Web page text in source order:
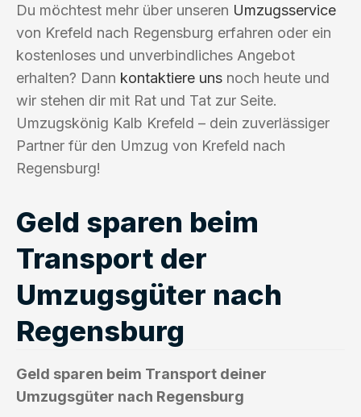
Du möchtest mehr über unseren Umzugsservice
von Krefeld nach Regensburg erfahren oder ein
kostenloses und unverbindliches Angebot
erhalten? Dann kontaktiere uns noch heute und
wir stehen dir mit Rat und Tat zur Seite.
Umzugskönig Kalb Krefeld – dein zuverlässiger
Partner für den Umzug von Krefeld nach
Regensburg!
Geld sparen beim
Transport der
Umzugsgüter nach
Regensburg
Geld sparen beim Transport deiner
Umzugsgüter nach Regensburg